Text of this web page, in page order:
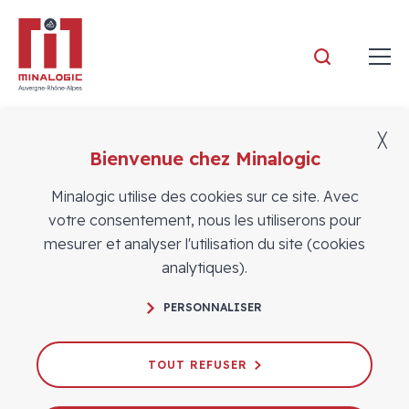
Actualités
vous accompagne en 2025 !
Bienvenue chez Minalogic
Minalogic utilise des cookies sur ce site. Avec
votre consentement, nous les utiliserons pour
mesurer et analyser l'utilisation du site (cookies
analytiques).
PERSONNALISER
TOUT REFUSER
╳